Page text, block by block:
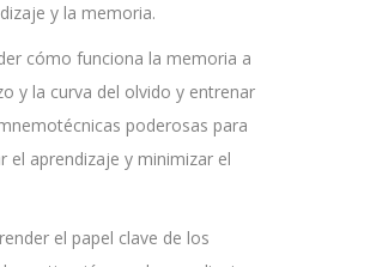
y la memoria.
cómo funciona la memoria a
y la curva del olvido y entrenar
poderosas para
el aprendizaje y minimizar el
el papel clave de los